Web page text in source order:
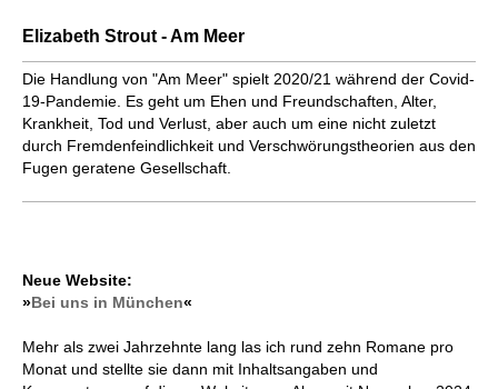
Elizabeth Strout - Am Meer
Die Handlung von "Am Meer" spielt 2020/21 während der Covid-
19-Pandemie. Es geht um Ehen und Freundschaften, Alter,
Krankheit, Tod und Verlust, aber auch um eine nicht zuletzt
durch Fremdenfeindlichkeit und Verschwörungstheorien aus den
Fugen geratene Gesellschaft.
Neue Website:
»Bei uns in München«
Mehr als zwei Jahrzehnte lang las ich rund zehn Romane pro
Monat und stellte sie dann mit Inhaltsangaben und